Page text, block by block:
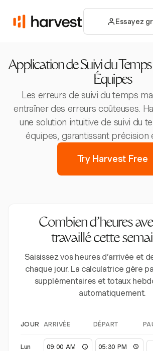
Essayez
Application de Suivi du
Équipes
Les erreurs de suivi du temps
entraîner des erreurs coûteuses.
une solution intuitive de suivi du
équipes, garantissant précision
Try Harvest Free
Combien d’heures
travaillé cette
Saisissez vos heures d’arrivée et
chaque jour. La calculatrice gère
supplémentaires et totaux
automatiquement.
JOUR ARRIVÉE DÉPART
Lun